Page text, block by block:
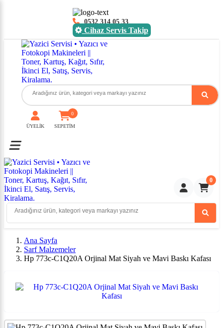
0532 314 05 33
Cihaz Servis Takip
ÜYELİK SEPETİM
0
Toggle mobile menu
0
Ana Sayfa
Sarf Malzemeler
Hp 773c-C1Q20A Orjinal Mat Siyah ve Mavi Baskı Kafası